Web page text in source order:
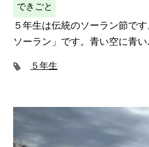
できごと
５年生は伝統のソーラン節で
ソーラン」です。青い空に青い
５年生